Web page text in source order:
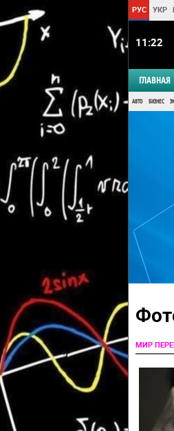
РУС УКР
11 22
ГЛАВНАЯ
АВТО БИЗНЕС
МИР